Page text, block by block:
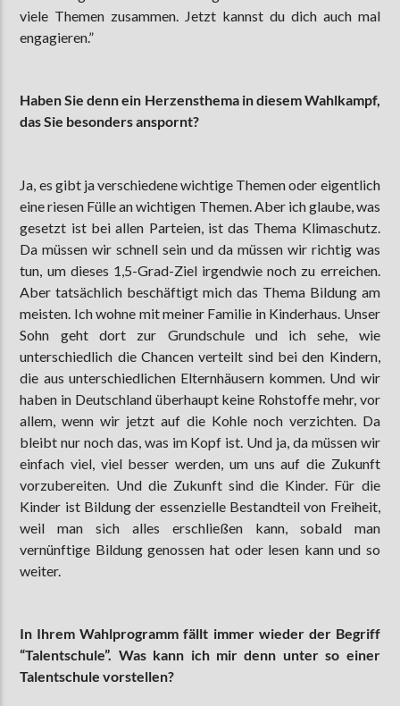
viele Themen zusammen. Jetzt kannst du dich auch mal
engagieren.”
Haben Sie denn ein Herzensthema in diesem Wahlkampf,
das Sie besonders anspornt?
Ja, es gibt ja verschiedene wichtige Themen oder eigentlich
eine riesen Fülle an wichtigen Themen. Aber ich glaube, was
gesetzt ist bei allen Parteien, ist das Thema Klimaschutz.
Da müssen wir schnell sein und da müssen wir richtig was
tun, um dieses 1,5-Grad-Ziel irgendwie noch zu erreichen.
Aber tatsächlich beschäftigt mich das Thema Bildung am
meisten. Ich wohne mit meiner Familie in Kinderhaus. Unser
Sohn geht dort zur Grundschule und ich sehe, wie
unterschiedlich die Chancen verteilt sind bei den Kindern,
die aus unterschiedlichen Elternhäusern kommen. Und wir
haben in Deutschland überhaupt keine Rohstoffe mehr, vor
allem, wenn wir jetzt auf die Kohle noch verzichten. Da
bleibt nur noch das, was im Kopf ist. Und ja, da müssen wir
einfach viel, viel besser werden, um uns auf die Zukunft
vorzubereiten. Und die Zukunft sind die Kinder. Für die
Kinder ist Bildung der essenzielle Bestandteil von Freiheit,
weil man sich alles erschließen kann, sobald man
vernünftige Bildung genossen hat oder lesen kann und so
weiter.
In Ihrem Wahlprogramm fällt immer wieder der Begriff
“Talentschule”. Was kann ich mir denn unter so einer
Talentschule vorstellen?